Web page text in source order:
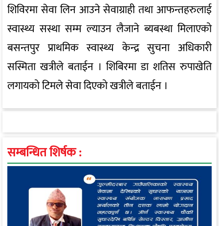
शिविरमा सेवा लिन आउने सेवाग्राही तथा आफन्तहरुलाई
स्वास्थ्य सस्था सम्म ल्याउन लैजाने ब्यबस्था मिलाएको
बसन्तपुर प्राथमिक स्वास्थ्य केन्द्र सुचना अधिकारी
सस्मिता खत्रीले बताईन । शिबिरमा डा शतिस रुपाखेति
लगायको टिमले सेवा दिएको खत्रीले बताईन ।
सम्बन्धित शिर्षक :